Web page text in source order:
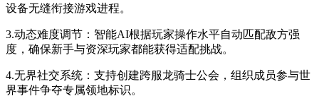
设备无缝衔接游戏进程。
3.动态难度调节：智能AI根据玩家操作水平自动匹配敌方强
度，确保新手与资深玩家都能获得适配挑战。
4.无界社交系统：支持创建跨服龙骑士公会，组织成员参与世
界事件争夺专属领地标识。